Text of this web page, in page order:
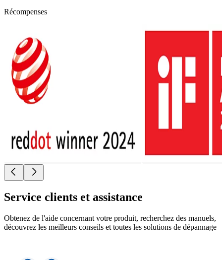
Récompenses
Service clients et assistance
Obtenez de l'aide concernant votre produit, recherchez des manuels,
découvrez les meilleurs conseils et toutes les solutions de dépannage